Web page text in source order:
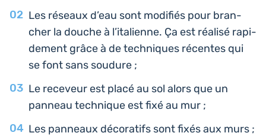
Les réseaux d’eau sont modi­fiés pour bran­
cher la douche à l’i­ta­lienne. Ça est réalisé rapi­
de­ment grâce à de tech­niques récentes qui
se font sans soudure ;
Le rece­veur est placé au sol alors que un
panneau tech­nique est fixé au mur ;
Les pan­neaux déco­ra­tifs sont fixés aux murs ;